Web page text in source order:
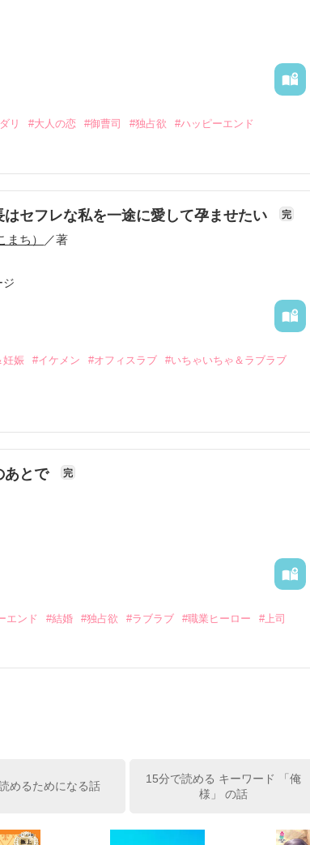
リ #大人の恋 #御曹司 #独占欲 #ハッピーエンド
れてしまう。
って
。
。
。
セフレな私を一途に愛して孕ませたい 完
ち） ／著
ジ
妊娠 #イケメン #オフィスラブ
#いちゃいちゃ＆ラブラブ
青年と再会。なんと彼の正体は、とある財閥御曹司に
実業家、社内でも冷徹だと評判な社長――御影恭司その
桜は、猫の世話を口実にしばしば呼び出された上、二
あとで 完
エンド #結婚 #独占欲 #ラブラブ #職業ヒーロー #上司
』といきなりプロポーズをしてきた上、同居まで提案
想像以上に甘くて……🐥💓🦅
めるためになる話
15分で読める キーワード 「俺
様」 の話